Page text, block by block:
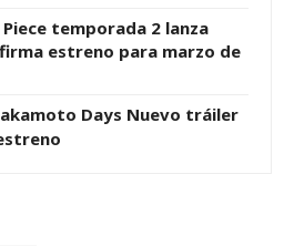
temporada 2 lanza
estreno para marzo de
Days Nuevo tráiler